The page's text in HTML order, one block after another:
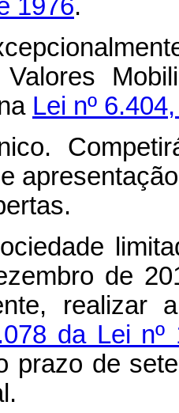
1976.
Lei nº
de
da Lei
prazo de